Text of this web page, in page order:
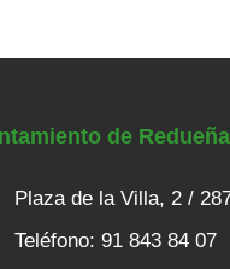
de Redueña
Plaza de la Villa, 2 /
Teléfono: 91 843 84 07